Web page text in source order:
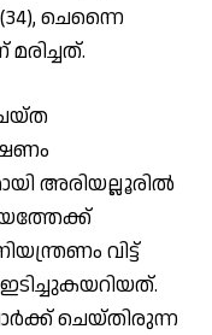
ചെന്നൈ
അരിയല്ലൂരില്‍
വിട്ട്
ചെയ്‌തിരുന്ന